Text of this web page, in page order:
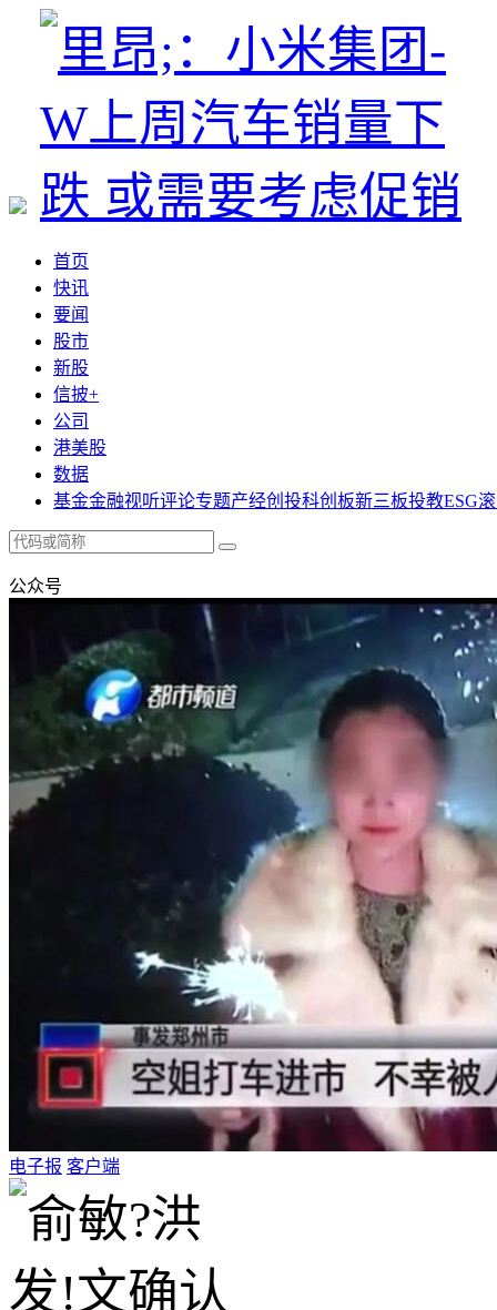
首页
快讯
要闻
股市
新股
信披+
公司
港美股
数据
基金金融视听评论专题产经创投科创板新三板投教ESG
公众号
电子报 客户端